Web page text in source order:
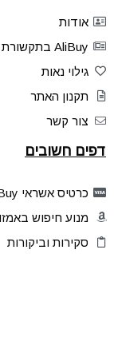
אודות
AliBuy בתקשורת
גילוי נאות
תקנון האתר
צור קשר
דפים חשובים
כרטיס אשראי AliBuy
מנוע חיפוש
סקירות וביקורות